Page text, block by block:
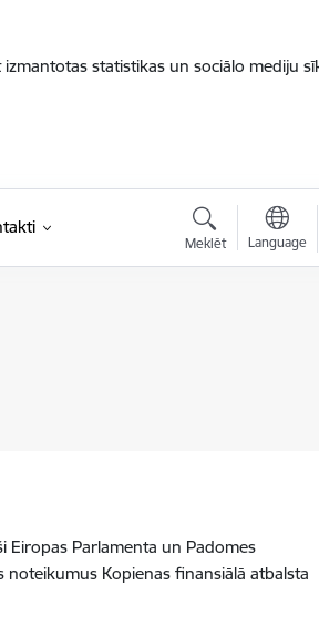
statistikas un sociālo mediju
Meklēt Language
Eiropas Parlamenta un Padomes
Kopienas finansiālā atbalsta